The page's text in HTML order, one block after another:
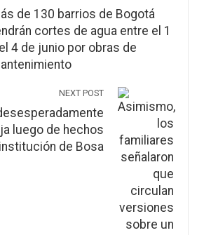
de 130 barrios de Bogotá
cortes de agua entre el 1
4 de junio por obras de
NEXT POST
luego de hechos
de Bosa